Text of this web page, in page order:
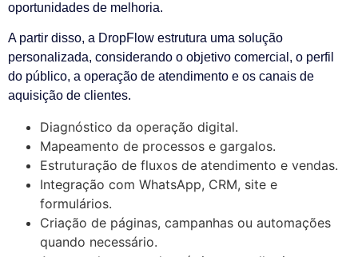
oportunidades de melhoria.
A partir disso, a DropFlow estrutura uma solução
personalizada, considerando o objetivo comercial, o perfil
do público, a operação de atendimento e os canais de
aquisição de clientes.
Diagnóstico da operação digital.
Mapeamento de processos e gargalos.
Estruturação de fluxos de atendimento e vendas.
Integração com WhatsApp, CRM, site e
formulários.
Criação de páginas, campanhas ou automações
quando necessário.